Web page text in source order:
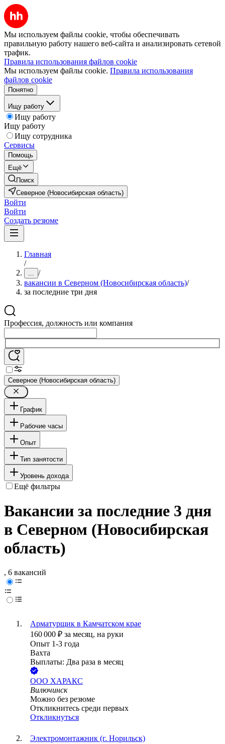
Мы используем файлы cookie, чтобы обеспечивать
правильную работу нашего веб-сайта и анализировать сетевой
трафик.
Правила использования файлов cookie
Мы используем файлы cookie. Правила использования
файлов cookie
Понятно
Ищу работу
Ищу работу
Ищу работу
Ищу сотрудника
Сервисы
Помощь
Ещё
Поиск
Северное (Новосибирская область)
Войти
Войти
Создать резюме
Главная
/
... /
вакансии в Северном (Новосибирская область)/
за последние три дня
Профессия, должность или компания
Северное (Новосибирская область)
График
Рабочие часы
Опыт
Тип занятости
Уровень дохода
Ещё фильтры
Вакансии за последние 3 дня
в Северном (Новосибирская
область)
, 6 вакансий
Арматурщик в Камчатском крае
160 000 ₽ за месяц, на руки
Опыт 1-3 года
Вахта
Выплаты: Два раза в месяц
ООО ХАРАКС
Вилючинск
Можно без резюме
Откликнитесь среди первых
Откликнуться
Электромонтажник (г. Норильск)